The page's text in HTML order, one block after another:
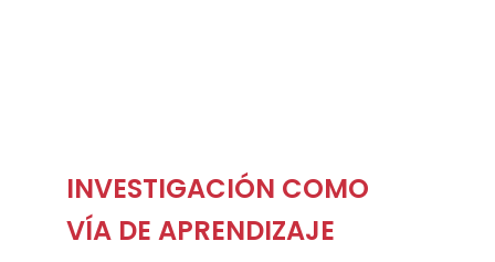
INVESTIGACIÓN COMO
VÍA DE APRENDIZAJE